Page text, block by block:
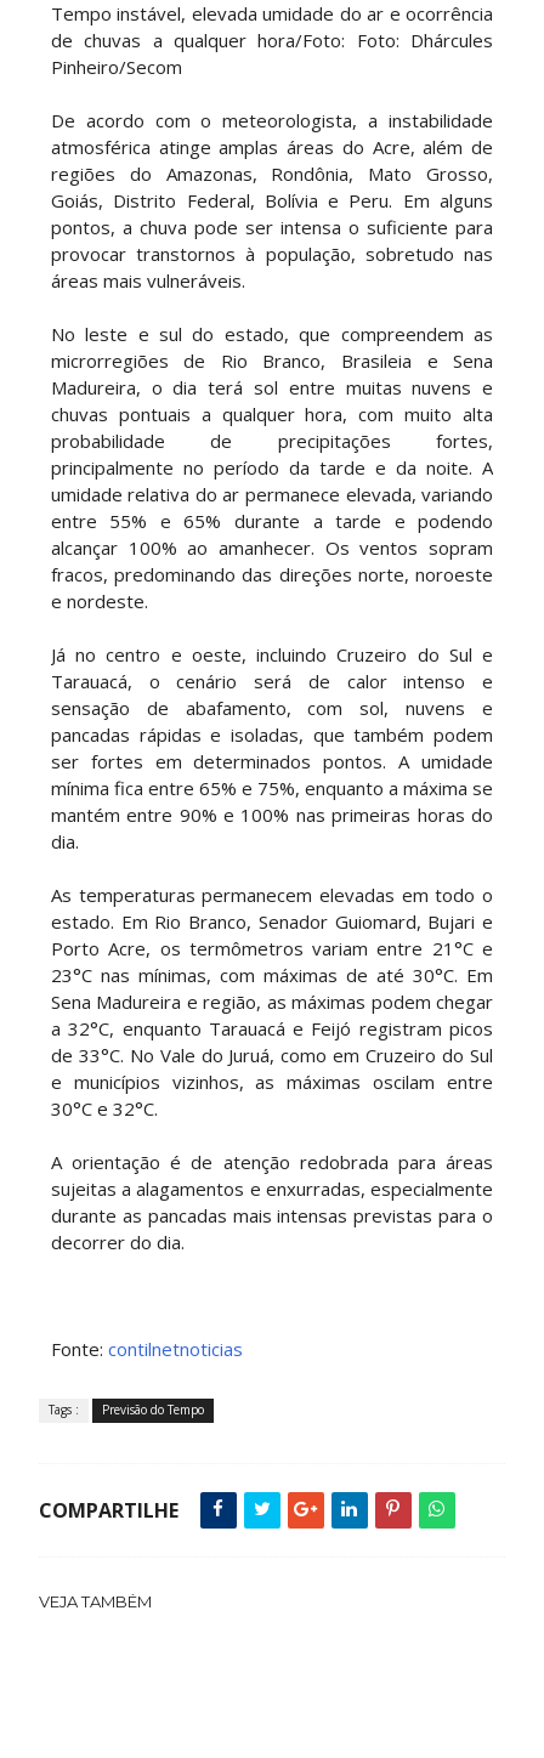
Tempo instável, elevada umidade do ar e ocorrência
de chuvas a qualquer hora/Foto: Foto: Dhárcules
Pinheiro/Secom
De acordo com o meteorologista, a instabilidade
atmosférica atinge amplas áreas do Acre, além de
regiões do Amazonas, Rondônia, Mato Grosso,
Goiás, Distrito Federal, Bolívia e Peru. Em alguns
pontos, a chuva pode ser intensa o suficiente para
provocar transtornos à população, sobretudo nas
áreas mais vulneráveis.
No leste e sul do estado, que compreendem as
microrregiões de Rio Branco, Brasileia e Sena
Madureira, o dia terá sol entre muitas nuvens e
chuvas pontuais a qualquer hora, com muito alta
probabilidade de precipitações fortes,
principalmente no período da tarde e da noite. A
umidade relativa do ar permanece elevada, variando
entre 55% e 65% durante a tarde e podendo
alcançar 100% ao amanhecer. Os ventos sopram
fracos, predominando das direções norte, noroeste
e nordeste.
Já no centro e oeste, incluindo Cruzeiro do Sul e
Tarauacá, o cenário será de calor intenso e
sensação de abafamento, com sol, nuvens e
pancadas rápidas e isoladas, que também podem
ser fortes em determinados pontos. A umidade
mínima fica entre 65% e 75%, enquanto a máxima se
mantém entre 90% e 100% nas primeiras horas do
dia.
As temperaturas permanecem elevadas em todo o
estado. Em Rio Branco, Senador Guiomard, Bujari e
Porto Acre, os termômetros variam entre 21°C e
23°C nas mínimas, com máximas de até 30°C. Em
Sena Madureira e região, as máximas podem chegar
a 32°C, enquanto Tarauacá e Feijó registram picos
de 33°C. No Vale do Juruá, como em Cruzeiro do Sul
e municípios vizinhos, as máximas oscilam entre
30°C e 32°C.
A orientação é de atenção redobrada para áreas
sujeitas a alagamentos e enxurradas, especialmente
durante as pancadas mais intensas previstas para o
decorrer do dia.
Fonte: contilnetnoticias
Tags : Previsão do Tempo
COMPARTILHE
VEJA TAMBÉM